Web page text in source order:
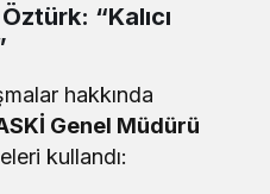
“Kalıcı
hakkında
Genel Müdürü
kullandı: